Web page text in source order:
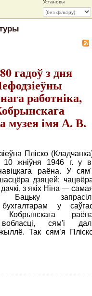
гадоў з дня
работніка,
музея імя А. В.
Пліско
10 жніўня 1946 г. у
раёна. У
дзяцей:
з якіх Ніна —
Бацьку
у
Кобрынскага
сям'і
Так сям’я